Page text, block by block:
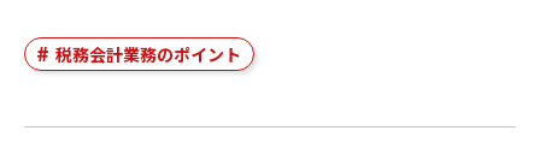
税務会計業務のポイント